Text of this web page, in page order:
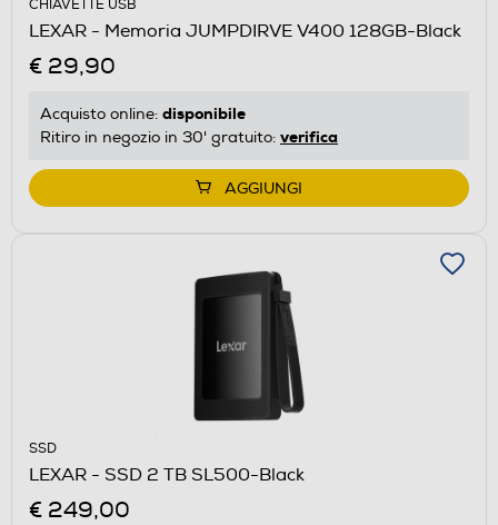
CHIAVETTE USB
LEXAR - Memoria JUMPDIRVE V400 128GB-Black
€ 29,90
Acquisto online: disponibile
Ritiro in negozio in 30' gratuito: verifica
AGGIUNGI
SSD
LEXAR - SSD 2 TB SL500-Black
€ 249,00